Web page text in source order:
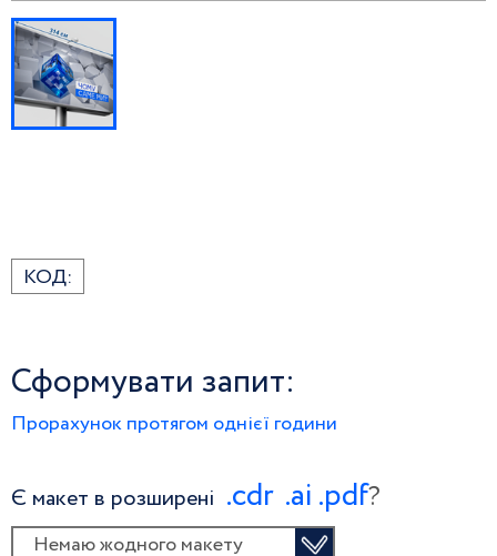
КОД:
Сформувати запит:
Прорахунок протягом однієї години
Є макет в розширені .сdr .ai .pdf?
Немаю жодного макету